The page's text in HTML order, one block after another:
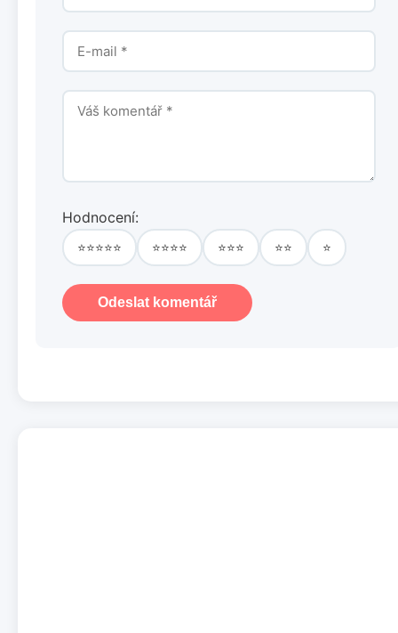
Hodnocení:
⭐⭐⭐⭐⭐ ⭐⭐⭐⭐ ⭐⭐⭐ ⭐⭐ ⭐
Odeslat komentář